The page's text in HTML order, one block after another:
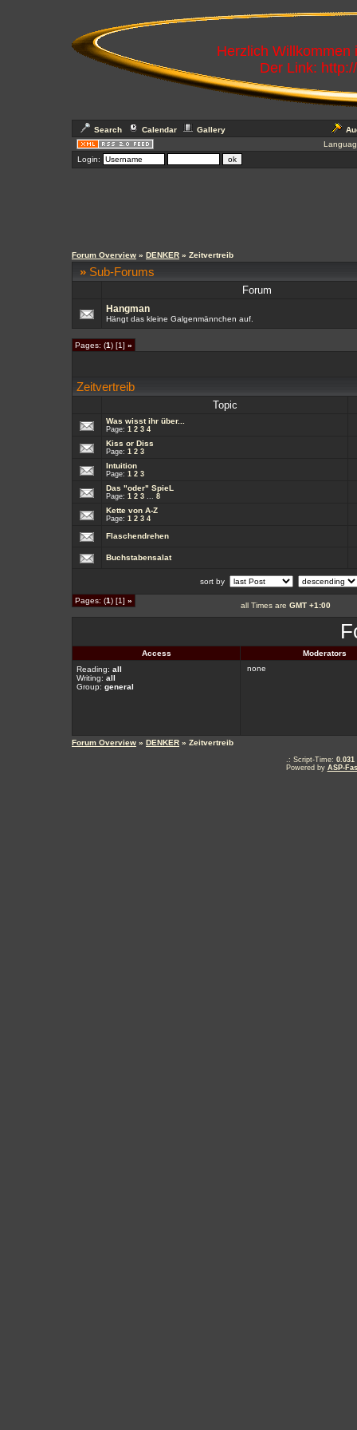
Herzlich
Der Link:
Search Calendar Gallery
Login:
Forum Overview » DENKER » Zeitvertreib
» Sub-Forums
Forum
Hangman
Hängt das kleine Galgenmännchen auf.
Pages: (1) [1] »
Zeitvertreib
Topic
Was wisst ihr über...
Page: 1 2 3 4
Kiss or Diss
Page: 1 2 3
Intuition
Page: 1 2 3
Das "oder" SpieL
Page: 1 2 3 ... 8
Kette von A-Z
Page: 1 2 3 4
Flaschendrehen
Buchstabensalat
sort by
Pages: (1) [1] »
all Times are GMT +1:00
Access
Moderators
Reading: all
Writing: all
Group: general
none
Forum Overview » DENKER » Zeitvertreib
.: Script-Time: 0.031
Powered by ASP-